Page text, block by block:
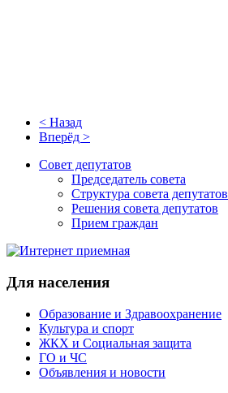
< Назад
Вперёд >
Совет депутатов
Председатель совета
Структура совета депутатов
Решения совета депутатов
Прием граждан
Для населения
Образование и Здравоохранение
Культура и спорт
ЖКХ и Социальная защита
ГО и ЧС
Объявления и новости